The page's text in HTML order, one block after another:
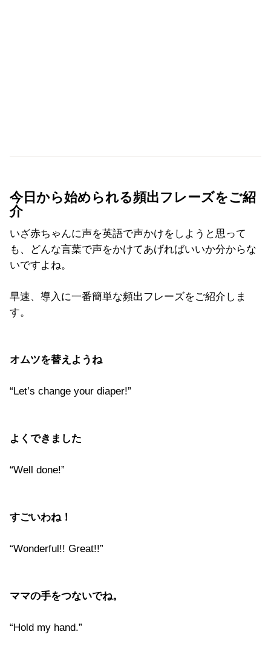
今日から始められる頻出フレーズをご紹
介
いざ赤ちゃんに声を英語で声かけをしようと思って
も、どんな言葉で声をかけてあげればいいか分からな
いですよね。
早速、導入に一番簡単な頻出フレーズをご紹介しま
す。
オムツを替えようね
“Let’s change your diaper!”
よくできました
“Well done!”
すごいわね！
“Wonderful!! Great!!”
ママの手をつないでね。
“Hold my hand.”